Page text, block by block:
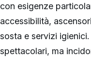
con esigenze
accessibilità,
sosta e servizi
spettacolari, ma